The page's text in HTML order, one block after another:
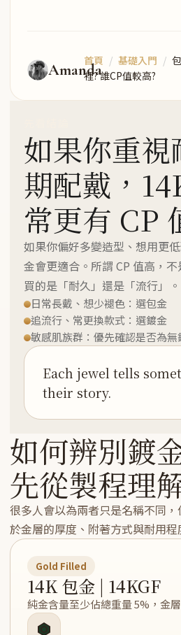
Amanda
首頁 基礎入門
裡? 誰CP值較高?
如果你重視
期配戴，
常更有 CP
如果你偏好多變造型、想用更
金會更適合。所謂 CP 值高，
買的是「耐久」還是「流行」。
日常長戴、想少褪色：選包金
追流行、常更換款式：選鍍金
敏感肌族群：優先確認是否為
Each jewel tells
their story.
如何辨別鍍
先從製程理
很多人會以為兩者只是名稱不同
於金層的厚度、附著方式與耐用程
Gold Filled
14K 包金 | 14KGF
純金含量至少佔總重量 5%，金